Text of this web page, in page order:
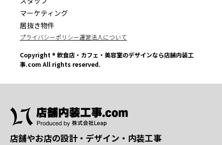
マーケティング
居抜き物件
プライバシーポリシー運営法人について
Copyright ® 飲食店・カフェ・美容室のデザインなら店舗内装工
事.com All rights reserved.
店舗やお店の設計・デザイン・内装工事